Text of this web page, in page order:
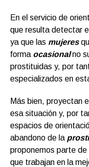
En el servicio de
que resulta detectar
ya que las mujeres
forma ocasionalno
prostituidas y, por
especializados en
Más bien, proyectan
esa situación y, por
espacios de
abandono de la
proponemos parte de
que trabajan en la